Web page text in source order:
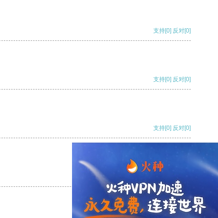
支持[0] 反对[0]
支持[0] 反对[0]
支持[0] 反对[0]